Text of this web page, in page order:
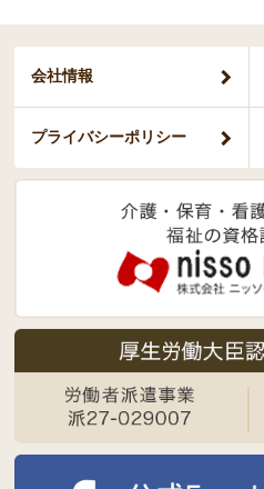
会社情報
プライバシーポリシー